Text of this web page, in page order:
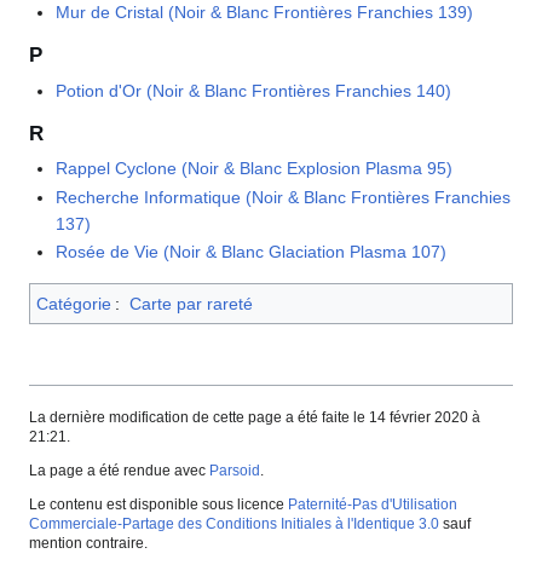
Mur de Cristal (Noir & Blanc Frontières Franchies 139)
P
Potion d'Or (Noir & Blanc Frontières Franchies 140)
R
Rappel Cyclone (Noir & Blanc Explosion Plasma 95)
Recherche Informatique (Noir & Blanc Frontières Franchies
137)
Rosée de Vie (Noir & Blanc Glaciation Plasma 107)
Catégorie : Carte par rareté
La dernière modification de cette page a été faite le 14 février 2020 à
21:21.
La page a été rendue avec Parsoid .
Le contenu est disponible sous licence Paternité-Pas d'Utilisation
Commerciale-Partage des Conditions Initiales à l'Identique 3.0 sauf
mention contraire.